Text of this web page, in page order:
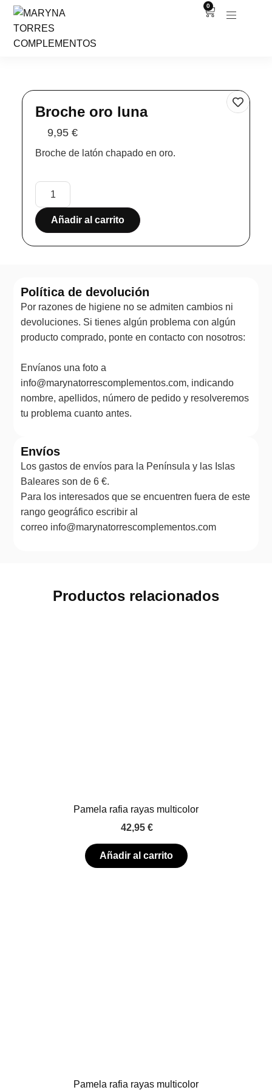
0
Broche oro luna
9,95€
Broche de latón chapado en oro.
Añadir al carrito
Política de devolución
Por razones de higiene no se admiten cambios ni
devoluciones. Si tienes algún problema con algún
producto comprado, ponte en contacto con nosotros:
Envíanos una foto a
info@marynatorrescomplementos.com, indicando
nombre, apellidos, número de pedido y resolveremos
tu problema cuanto antes.
Envíos
Los gastos de envíos para la Península y las Islas
Baleares son de 6 €.
Para los interesados que se encuentren fuera de este
rango geográfico escribir al
correo info@marynatorrescomplementos.com
Productos relacionados
Pamela rafia rayas multicolor
42,95 €
Añadir al carrito
Pamela rafia rayas multicolor